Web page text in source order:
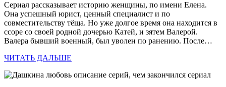
Сериал рассказывает историю женщины, по имени Елена.
Она успешный юрист, ценный специалист и по
совместительству тёща. Но уже долгое время она находится в
ссоре со своей родной дочерью Катей, и зятем Валерой.
Валера бывший военный, был уволен по ранению. После…
ЧИТАТЬ ДАЛЬШЕ